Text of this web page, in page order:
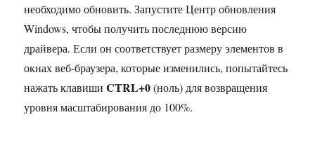
необходимо обновить. Запустите Центр обновления
Windows, чтобы получить последнюю версию
драйвера. Если он соответствует размеру элементов в
окнах веб-браузера, которые изменились, попытайтесь
нажать клавишиCTRL+0(ноль) для возвращения
уровня масштабирования до 100%.